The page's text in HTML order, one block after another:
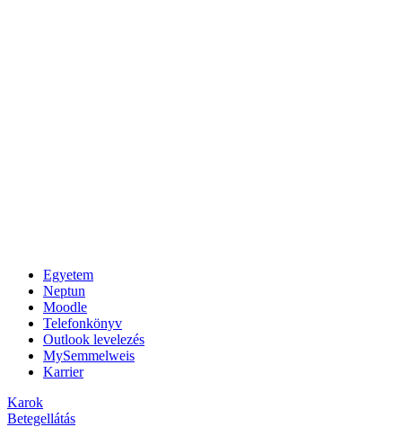
Egyetem
Neptun
Moodle
Telefonkönyv
Outlook levelezés
MySemmelweis
Karrier
Karok
Betegellátás